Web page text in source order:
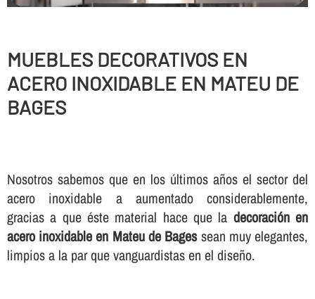
MUEBLES DECORATIVOS EN
ACERO INOXIDABLE EN MATEU DE
BAGES
Nosotros sabemos que en los últimos años el sector del
acero inoxidable a aumentado considerablemente,
gracias a que éste material hace que la decoración en
acero inoxidable en Mateu de Bagessean muy elegantes,
limpios a la par que vanguardistas en el diseño.